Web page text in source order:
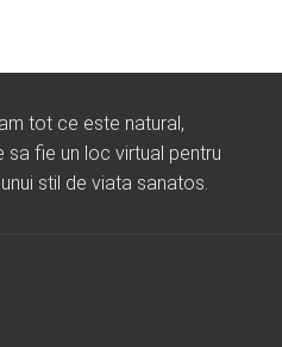
tot ce este natural,
sa fie un loc virtual pentru
stil de viata sanatos.